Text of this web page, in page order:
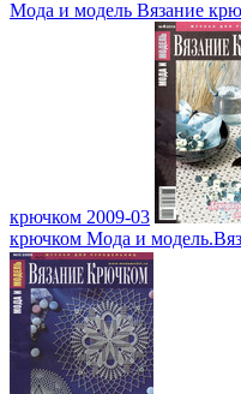
Мода и модель Вязание
крючком 2009-03
крючком Мода и